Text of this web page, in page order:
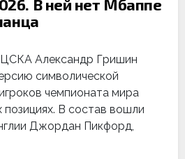
В ней нет Мбаппе
Александр Гришин
символической
чемпионата мира
позициях. В состав вошли
Джордан Пикфорд,